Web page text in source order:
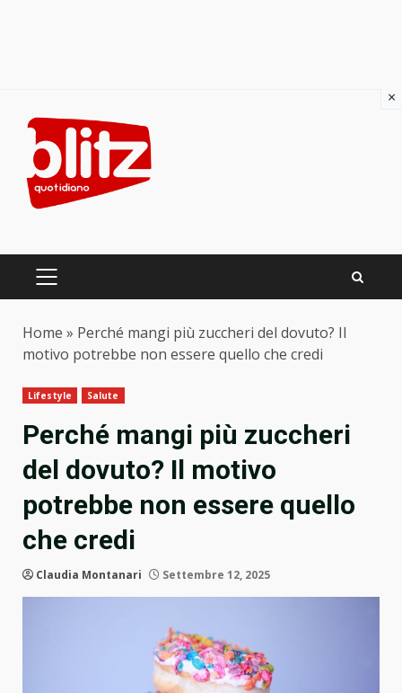
content
PRIMARY
Home » Perché mangi più zuccheri del dovuto? Il
motivo potrebbe non essere quello che credi
Lifestyle Salute
Perché mangi più zuccheri
del dovuto? Il motivo
potrebbe non essere quello
che credi
Claudia Montanari Settembre 12, 2025
×